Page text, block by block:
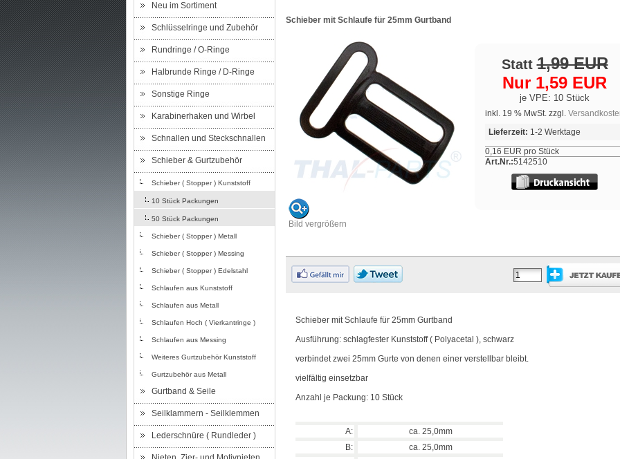
Neu im Sortiment
Schlüsselringe und Zubehör
Rundringe / O-Ringe
Halbrunde Ringe / D-Ringe
Sonstige Ringe
Karabinerhaken und Wirbel
Schnallen und Steckschnallen
Schieber & Gurtzubehör
Schieber ( Stopper ) Kunststoff
10 Stück Packungen
50 Stück Packungen
Schieber ( Stopper ) Metall
Schieber ( Stopper ) Messing
Schieber ( Stopper ) Edelstahl
Schlaufen aus Kunststoff
Schlaufen aus Metall
Schlaufen Hoch ( Vierkantringe )
Schlaufen aus Messing
Weiteres Gurtzubehör Kunststoff
Gurtzubehör aus Metall
Gurtband & Seile
Seilklammern - Seilklemmen
Lederschnüre ( Rundleder )
Schieber mit Schlaufe für 25mm Gurtband
Bild vergrößern
Statt1,99 EUR
Nur 1,59 EUR
je VPE: 10 Stück
inkl. 19 % MwSt. zzgl.
Lieferzeit: 1-2 Werktage
0,16 EUR pro Stück
Art.Nr.:5142510
Schieber mit Schlaufe für 25mm Gurtband
Ausführung: schlagfester Kunststoff ( Polyacetal ), schwarz
verbindet zwei 25mm Gurte von denen einer verstellbar bleibt.
vielfältig einsetzbar
Anzahl je Packung: 10 Stück
A:
ca. 25,0mm
B:
ca. 25,0mm